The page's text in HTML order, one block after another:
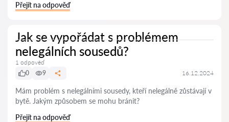
Přejít na odpověď
Jak se vypořádat s problémem
nelegálních sousedů?
1 odpověď
0
9 16.12.2024
Mám problém s nelegálními sousedy, kteří nelegálně zůstávají v
bytě. Jakým způsobem se mohu bránit?
Přejít na odpověď